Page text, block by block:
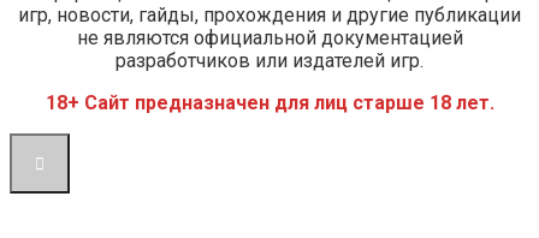
игр, новости, гайды, прохождения и другие публикации
не являются официальной документацией
разработчиков или издателей игр.
18+ Сайт предназначен для лиц старше 18 лет.